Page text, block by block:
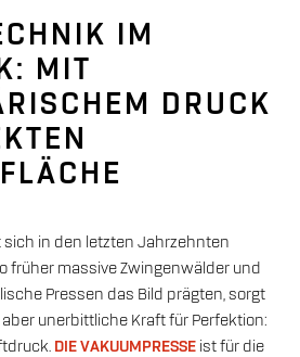
IM
MIT
DRUCK
sich in den letzten Jahrzehnten
früher massive Zwingenwälder und
Pressen das Bild prägten, sorgt
unerbittliche Kraft für Perfektion:
DIE VAKUUMPRESSE ist für die